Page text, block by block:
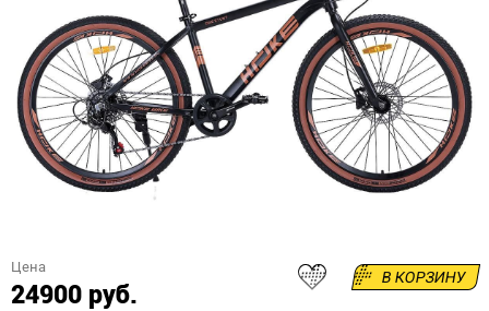
Цена
24900 руб.
В КОРЗИНУ